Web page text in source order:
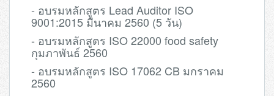
- อบรมหลักสูตร Lead Auditor ISO
9001:2015 มีนาคม 2560 (5 วัน)
- อบรมหลักสูตร ISO 22000 food safety
กุมภาพันธ์ 2560
- อบรมหลักสูตร ISO 17062 CB มกราคม
2560